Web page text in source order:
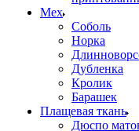
Мех
Соболь
Норка
Дубленка
Кролик
Барашек
Плащевая ткань
Дюспо